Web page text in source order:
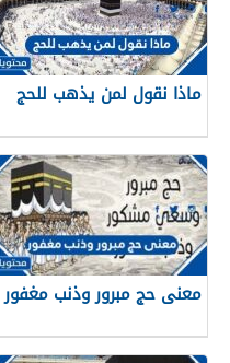
ماذا نقول لمن يذهب للحج
معنى حج مبرور وذنب مغفور